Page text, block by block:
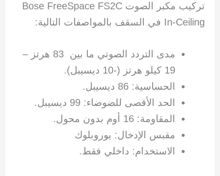
تركيب مكبر الصوت Bose FreeSpace FS2C
In-Ceiling في السقف بالمواصفات التالية:
مدى التردد الصوتي ما بين 83 هرتز –
19 كيلو هرتز (-10 ديسيبل).
الحساسية: 86 ديسيبل.
الحد الأقصى للضوضاء: 99 ديسيبل.
المقاومة: 16 أوم بدون محول.
مقبس الإدخال: يوروبلوك
الاستخدام: داخلي فقط.